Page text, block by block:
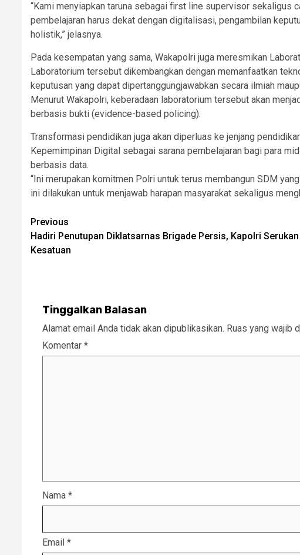
“Kami menyiapkan taruna sebagai first line supervisor sekaligus
pembelajaran harus dekat dengan digitalisasi, pengambilan
holistik,” jelasnya.
Pada kesempatan yang sama, Wakapolri juga meresmikan
Laboratorium tersebut dikembangkan dengan memanfaatkan
keputusan yang dapat dipertanggungjawabkan secara ilmiah
Menurut Wakapolri, keberadaan laboratorium tersebut akan
berbasis bukti (evidence-based policing).
Transformasi pendidikan juga akan diperluas ke jenjang
Kepemimpinan Digital sebagai sarana pembelajaran bagi para
berbasis data.
“Ini merupakan komitmen Polri untuk terus membangun SDM
ini dilakukan untuk menjawab harapan masyarakat sekaligus
Post
navigation
Previous
Hadiri Penutupan Diklatsarnas Brigade Persis, Kapolri
Kesatuan
Tinggalkan Balasan
Alamat email Anda tidak akan dipublikasikan. Ruas yang wajib
Komentar *
Nama *
Email *